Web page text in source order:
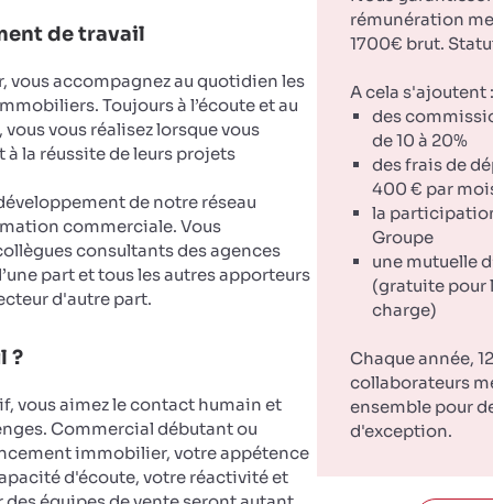
de travail
vous accompagnez au quotidien les
Toujours à l’écoute et au
vous réalisez lorsque vous
la réussite de leurs projets
de notre réseau
commerciale. Vous
consultants des agences
part et tous les autres apporteurs
d'autre part.
?
vous aimez le contact humain et
Commercial débutant ou
immobilier, votre appétence
d'écoute, votre réactivité et
rémunération
1700€ brut.
A cela s'ajoutent :
des
de 10 à 20%
des frais de
400 € par
la
Groupe
une mutuelle
(gratuite pour
charge)
Chaque année,
collaborateurs
ensemble pour
d'exception.